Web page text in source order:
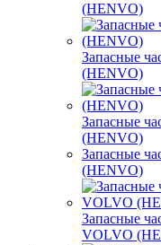
(HENVO)
Запасные
(HENVO)
Запасные
(HENVO)
Запасные
(HENVO)
Запасные
VOLVO